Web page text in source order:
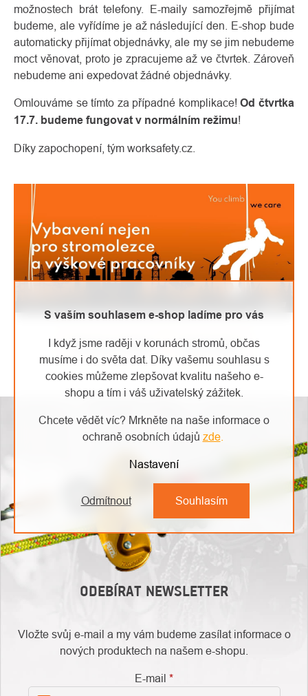
S vaším souhlasem e-shop ladíme pro vás
I když jsme raději v korunách stromů, občas
musíme i do světa dat. Díky vašemu souhlasu s
cookies můžeme zlepšovat kvalitu našeho e-
shopu a tím i váš uživatelský zážitek.
Chcete vědět víc? Mrkněte na naše informace o
ochraně osobních údajů zde.
Nastavení
Odmítnout Souhlasím
možnostech brát telefony. E-maily samozřejmě přijímat
budeme, ale vyřídíme je až následující den. E-shop bude
automaticky přijímat objednávky, ale my se jim nebudeme
moct věnovat, proto je zpracujeme až ve čtvrtek. Zároveň
nebudeme ani expedovat žádné objednávky.
Omlouváme se tímto za případné komplikace!Od čtvrtka
17.7. budeme fungovat v normálním režimu!
Díky zapochopení, tým worksafety.cz.
Předchozí článek Další článek
ODEBÍRAT NEWSLETTER
Vložte svůj e-mail a my vám budeme zasílat informace o
nových produktech na našem e-shopu.
E-mail